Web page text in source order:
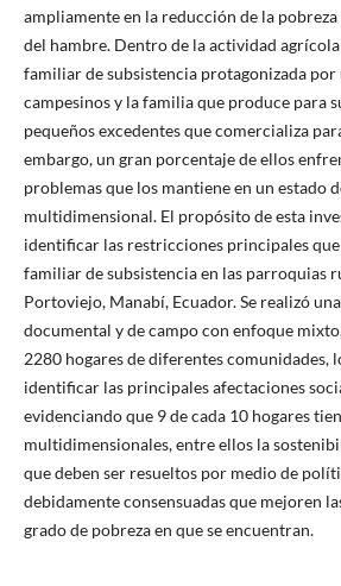
ampliamente en la reducción de la
del hambre. Dentro de la actividad
familiar de subsistencia protagonizada por
campesinos y la familia que produce para
pequeños excedentes que comercializa
embargo, un gran porcentaje de ellos
problemas que los mantiene en un estado
multidimensional. El propósito de esta
identificar las restricciones principales
familiar de subsistencia en las parroquias
Portoviejo, Manabí, Ecuador. Se realizó
documental y de campo con enfoque
2280 hogares de diferentes comunidades,
identificar las principales afectaciones
evidenciando que 9 de cada 10 hogares
multidimensionales, entre ellos la
que deben ser resueltos por medio de
debidamente consensuadas que mejoren
grado de pobreza en que se encuentran.